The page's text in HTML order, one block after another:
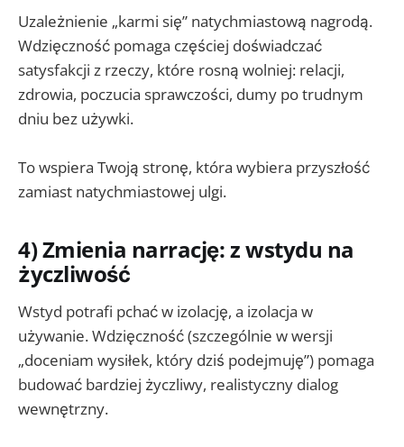
Uzależnienie „karmi się” natychmiastową nagrodą.
Wdzięczność pomaga częściej doświadczać
satysfakcji z rzeczy, które rosną wolniej: relacji,
zdrowia, poczucia sprawczości, dumy po trudnym
dniu bez używki.
To wspiera Twoją stronę, która wybiera przyszłość
zamiast natychmiastowej ulgi.
4) Zmienia narrację: z wstydu na
życzliwość
Wstyd potrafi pchać w izolację, a izolacja w
używanie. Wdzięczność (szczególnie w wersji
„doceniam wysiłek, który dziś podejmuję”) pomaga
budować bardziej życzliwy, realistyczny dialog
wewnętrzny.